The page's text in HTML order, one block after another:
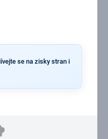
se na zisky stran i